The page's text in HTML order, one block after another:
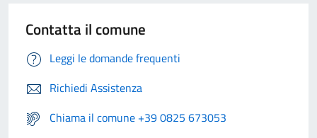
Contatta il comune
Leggi le domande frequenti
Richiedi Assistenza
Chiama il comune +39 0825 673053